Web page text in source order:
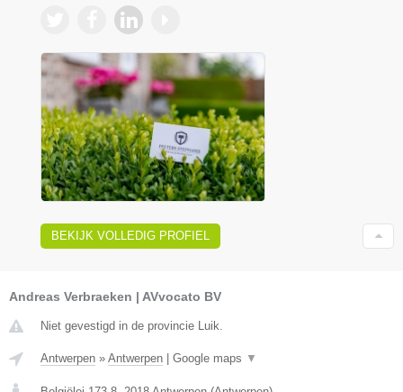
BEKIJK VOLLEDIG PROFIEL
Andreas Verbraeken | AVvocato BV
Niet gevestigd in de provincie Luik.
Antwerpen » Antwerpen Google maps ▼